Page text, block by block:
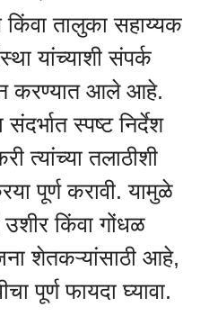
किंवा तालुका सहाय्यक
यांच्याशी संपर्क
करण्यात आले आहे.
स्पष्ट निर्देश
त्यांच्या तलाठीशी
पूर्ण करावी. यामुळे
उशीर किंवा गोंधळ
शेतकऱ्यांसाठी आहे,
पूर्ण फायदा घ्यावा.